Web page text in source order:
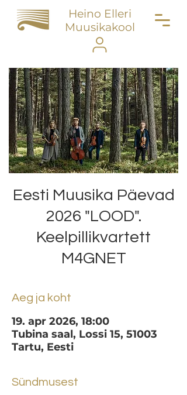
Heino Elleri
Muusikakool
Eesti Muusika Päevad
2026 "LOOD".
Keelpillikvartett
M4GNET
Aeg ja koht
19. apr 2026, 18:00
Tubina saal, Lossi 15, 51003
Tartu, Eesti
Sündmusest